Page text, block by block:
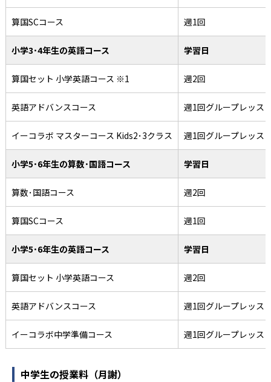
算国SCコース 週1回
小学3･4年生の英語コース 学習日
算国セット 小学英語コース ※1 週2回
英語アドバンスコース 週1回グループレッス
イーコラボ マスターコース Kids2･3クラス 週1回グループレッス
小学5･6年生の算数･国語コース 学習日
算数･国語コース 週2回
算国SCコース 週1回
小学5･6年生の英語コース 学習日
算国セット 小学英語コース 週2回
英語アドバンスコース 週1回グループレッス
イーコラボ中学準備コース 週1回グループレッス
中学生の授業料（月謝）